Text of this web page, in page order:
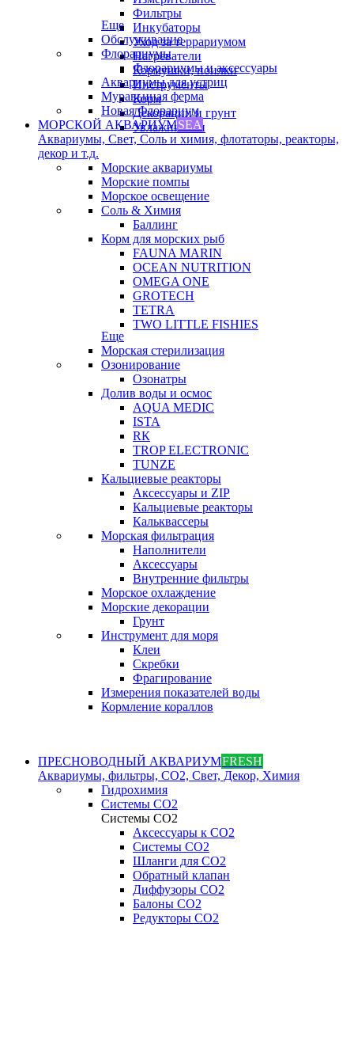
Фильтры
Инкубаторы
Уход за террариумом
Нагреватели
Кормушки, поилки
Инструменты
Корм
Декорации и грунт
Увлажнители
Еще
Обслуживание
Флорариумы
Флорариумы и аксессуары
Аквариумы для устриц
Муравьиная ферма
Новая Флорариум
МОРСКОЙ АКВАРИУМSEA
Аквариумы, Свет, Соль и химия, флотаторы, реакторы,
декор и т.д.
Морские аквариумы
Морские помпы
Морское освещение
Соль & Химия
Баллинг
Корм для морских рыб
FAUNA MARIN
OCEAN NUTRITION
OMEGA ONE
GROTECH
TETRA
TWO LITTLE FISHIES
Еще
Морская стерилизация
Озонирование
Озонатры
Долив воды и осмос
AQUA MEDIC
ISTA
RК
TROP ELECTRONIC
TUNZE
Кальциевые реакторы
Аксессуары и ZIP
Кальциевые реакторы
Кальквассеры
Морская фильтрация
Наполнители
Аксессуары
Внутренние фильтры
Морское охлаждение
Морские декорации
Грунт
Инструмент для моря
Клеи
Скребки
Фрагирование
Измерения показателей воды
Кормление кораллов
ПРЕСНОВОДНЫЙ АКВАРИУМFRESH
Аквариумы, фильтры, СО2, Свет, Декор, Химия
Гидрохимия
Системы СО2
Системы СО2
Аксессуары к СО2
Системы СО2
Шланги для CO2
Обратный клапан
Диффузоры СO2
Балоны CO2
Редукторы CO2